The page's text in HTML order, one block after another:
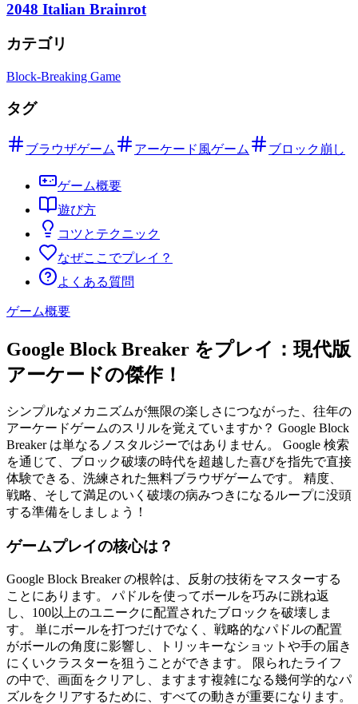
2048 Italian Brainrot
カテゴリ
Block-Breaking Game
タグ
ブラウザゲーム アーケード風ゲーム ブロック崩し
ゲーム概要
遊び方
コツとテクニック
なぜここでプレイ？
よくある質問
ゲーム概要
Google Block Breaker をプレイ：現代版
アーケードの傑作！
シンプルなメカニズムが無限の楽しさにつながった、往年の
アーケードゲームのスリルを覚えていますか？ Google Block
Breaker は単なるノスタルジーではありません。 Google 検索
を通じて、ブロック破壊の時代を超越した喜びを指先で直接
体験できる、洗練された無料ブラウザゲームです。 精度、
戦略、そして満足のいく破壊の病みつきになるループに没頭
する準備をしましょう！
ゲームプレイの核心は？
Google Block Breaker の根幹は、反射の技術をマスターする
ことにあります。 パドルを使ってボールを巧みに跳ね返
し、100以上のユニークに配置されたブロックを破壊しま
す。 単にボールを打つだけでなく、戦略的なパドルの配置
がボールの角度に影響し、トリッキーなショットや手の届き
にくいクラスターを狙うことができます。 限られたライフ
の中で、画面をクリアし、ますます複雑になる幾何学的なパ
ズルをクリアするために、すべての動きが重要になります。